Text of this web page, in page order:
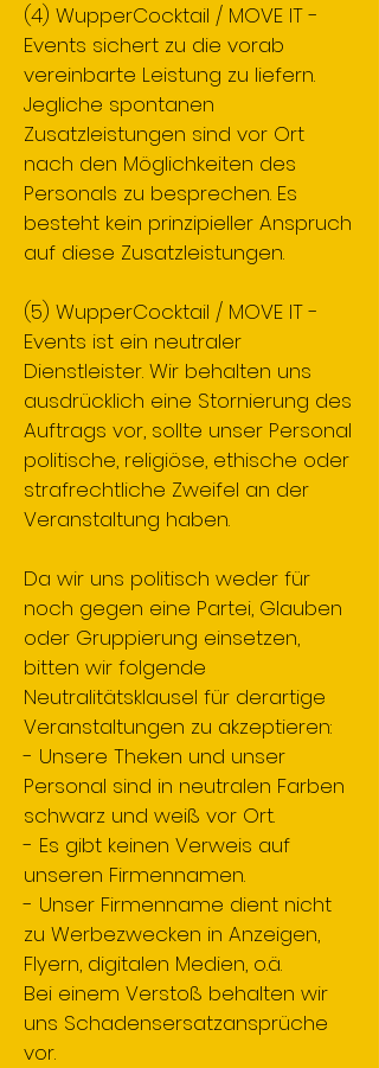
(4) WupperCocktail / MOVE IT -
Events sichert zu die vorab
vereinbarte Leistung zu liefern.
Jegliche spontanen
Zusatzleistungen sind vor Ort
nach den Möglichkeiten des
Personals zu besprechen. Es
besteht kein prinzipieller Anspruch
auf diese Zusatzleistungen.
(5) WupperCocktail / MOVE IT -
Events ist ein neutraler
Dienstleister. Wir behalten uns
ausdrücklich eine Stornierung des
Auftrags vor, sollte unser Personal
politische, religiöse, ethische oder
strafrechtliche Zweifel an der
Veranstaltung haben.
Da wir uns politisch weder für
noch gegen eine Partei, Glauben
oder Gruppierung einsetzen,
bitten wir folgende
Neutralitätsklausel für derartige
Veranstaltungen zu akzeptieren:
- Unsere Theken und unser
Personal sind in neutralen Farben
schwarz und weiß vor Ort.
- Es gibt keinen Verweis auf
unseren Firmennamen.
- Unser Firmenname dient nicht
zu Werbezwecken in Anzeigen,
Flyern, digitalen Medien, o.ä.
Bei einem Verstoß behalten wir
uns Schadensersatzansprüche
vor.